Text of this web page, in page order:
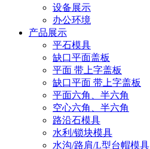
设备展示
办公环境
产品展示
平石模具
缺口平面盖板
平面 带上字盖板
缺口平面 带上字盖板
平面六角、半六角
空心六角、半六角
路沿石模具
水利/锁块模具
水沟/路肩/L型台帽模具